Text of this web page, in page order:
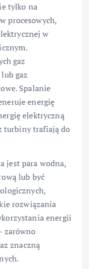
tylko na
procesowych,
w
gaz
gaz
Spalanie
energię
elektryczną
turbiny trafiają do
jest para wodna,
lub być
rozwiązania
energii
zarówno
znaczną